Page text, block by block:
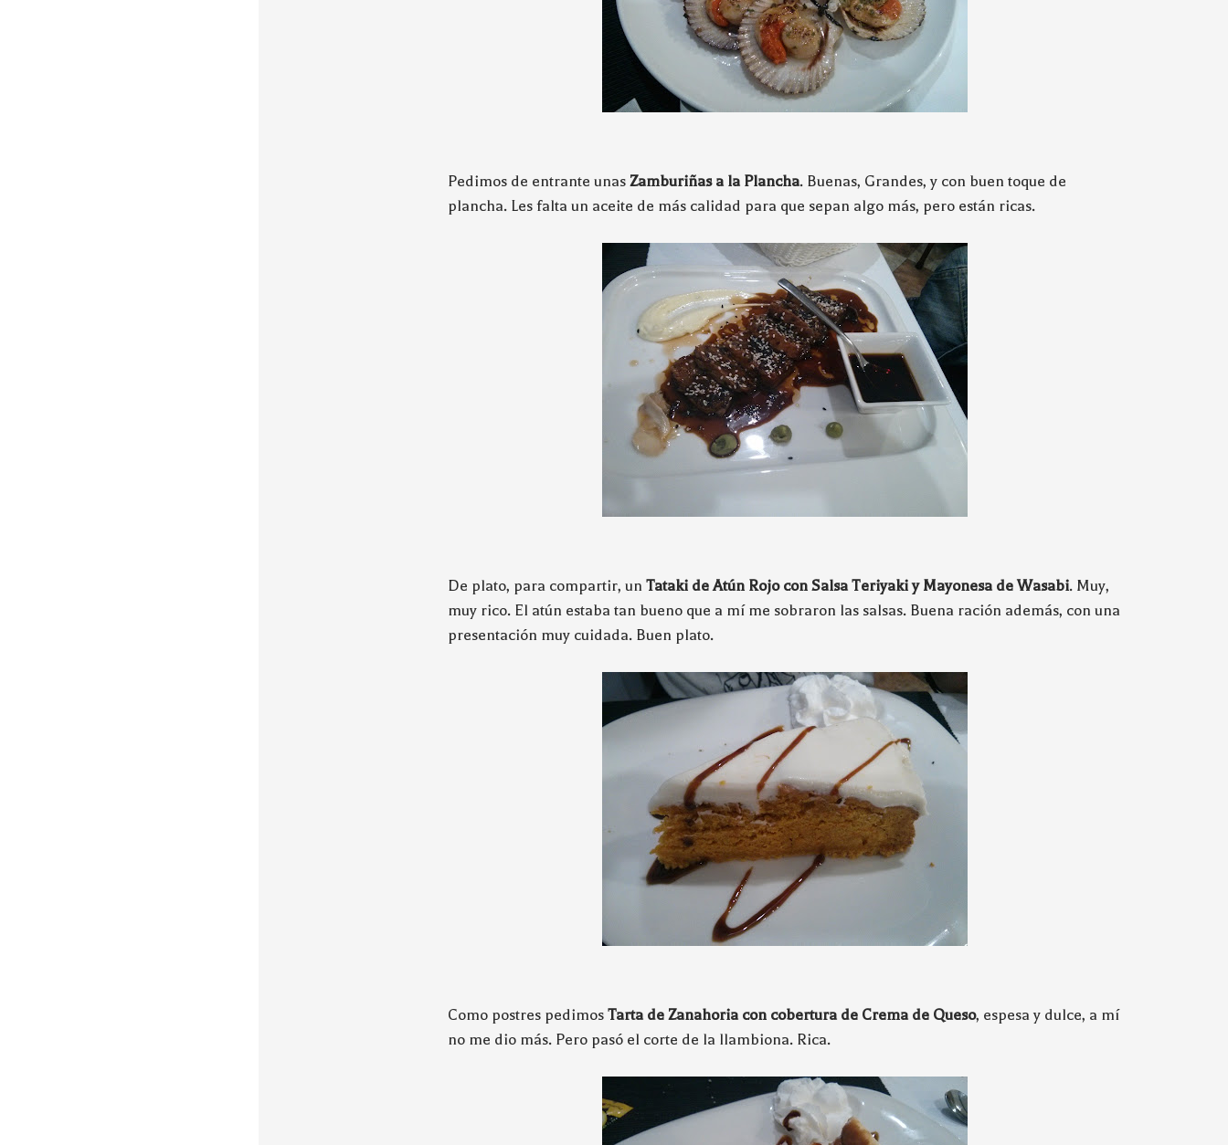
Pedimos de entrante unas Zamburiñas a la Plancha. Buenas, Grandes, y con buen toque de
plancha. Les falta un aceite de más calidad para que sepan algo más, pero están ricas.
De plato, para compartir, un Tataki de Atún Rojo con Salsa Teriyaki y Mayonesa de Wasabi. Muy,
muy rico. El atún estaba tan bueno que a mí me sobraron las salsas. Buena ración además, con una
presentación muy cuidada. Buen plato.
Como postres pedimos Tarta de Zanahoria con cobertura de Crema de Queso, espesa y dulce, a mí
no me dio más. Pero pasó el corte de la llambiona. Rica.